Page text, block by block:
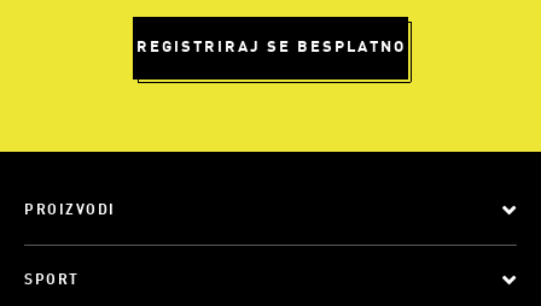
REGISTRIRAJ SE BESPLATNO
PROIZVODI
SPORT